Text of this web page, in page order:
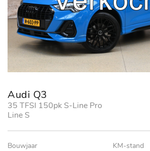
Audi Q3
35 TFSI 150pk S-Line Pro
Line S
Bouwjaar
KM-stand